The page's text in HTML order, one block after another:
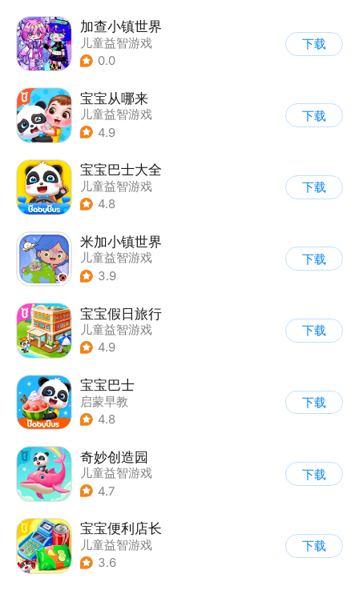
加查小镇世界
儿童益智游戏
0.0
下载
宝宝从哪来
儿童益智游戏
4.9
下载
宝宝巴士大全
儿童益智游戏
| 启蒙早教
4.8
下载
米加小镇世界
儿童益智游戏
3.9
下载
宝宝假日旅行
儿童益智游戏
4.9
下载
宝宝巴士
启蒙早教
| 儿童益智游戏
4.8
下载
奇妙创造园
儿童益智游戏
4.7
下载
宝宝便利店长
儿童益智游戏
3.6
下载